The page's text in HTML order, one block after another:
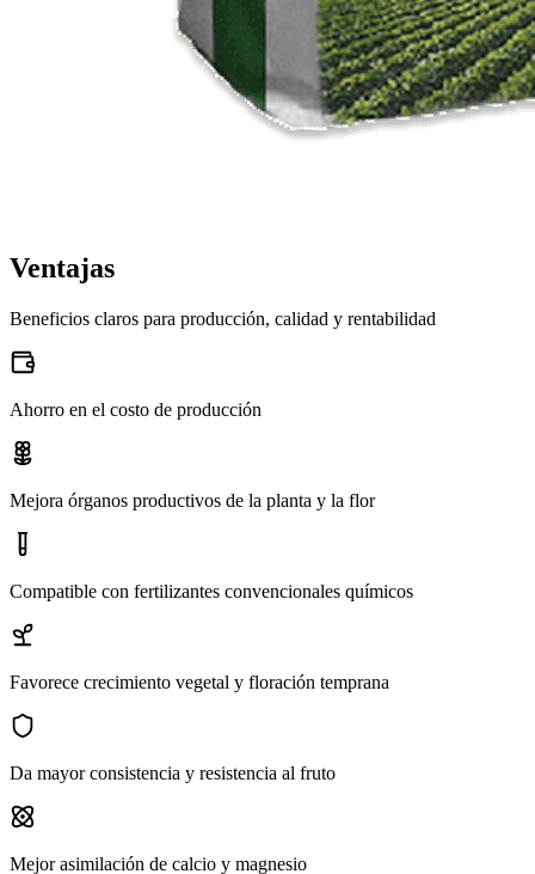
Ventajas
Beneficios claros para producción, calidad y rentabilidad
Ahorro en el costo de producción
Mejora órganos productivos de la planta y la flor
Compatible con fertilizantes convencionales químicos
Favorece crecimiento vegetal y floración temprana
Da mayor consistencia y resistencia al fruto
Mejor asimilación de calcio y magnesio